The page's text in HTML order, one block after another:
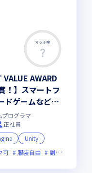
マッチ率
VALUE AWARD
！】スマートフ
ドゲームなどの
ーム開発経験が
長できる環境で
プログラマ
正社員
Unity
可 服装自由 副業可